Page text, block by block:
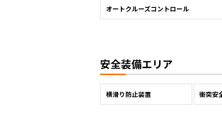
オートクルーズコントロール
安全装備エリア
横滑り防止装置 衝突安